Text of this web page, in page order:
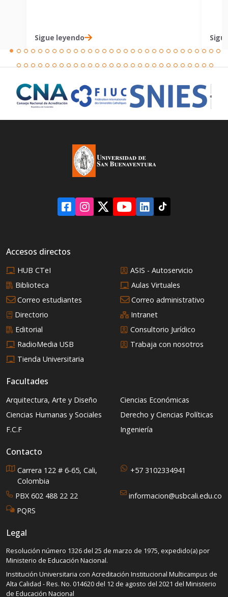
Sigue leyendo
Accesos directos
HUB CTeI
ASIS - Autoservicio
Biblioteca
Aulas Virtuales
Correo estudiantes
Correo administrativo
Directorio
Intranet
Editorial
Consultorio Jurídico
RadioMedia USB
Trabaja con nosotros
Tienda Universitaria
Facultades
Arquitectura, Arte y Diseño
Ciencias Económicas
Ciencias Humanas y Sociales
Derecho y Ciencias Políticas
F.C.F
Ingeniería
Contacto
Carrera 122 # 6-65, Cali,
Colombia
+57 3102334941
PBX 602 488 22 22
informacion@usbcali.edu.co
PQRS
Legal
Resolución número 1326 del 25 de marzo de 1975, expedido(a) por
Ministerio de Educación Nacional.
Institución Universitaria con Acreditación Institucional Multicampus de
Alta Calidad - Res. No. 014620 del 12 de agosto del 2021 del Ministerio
de Educación Nacional